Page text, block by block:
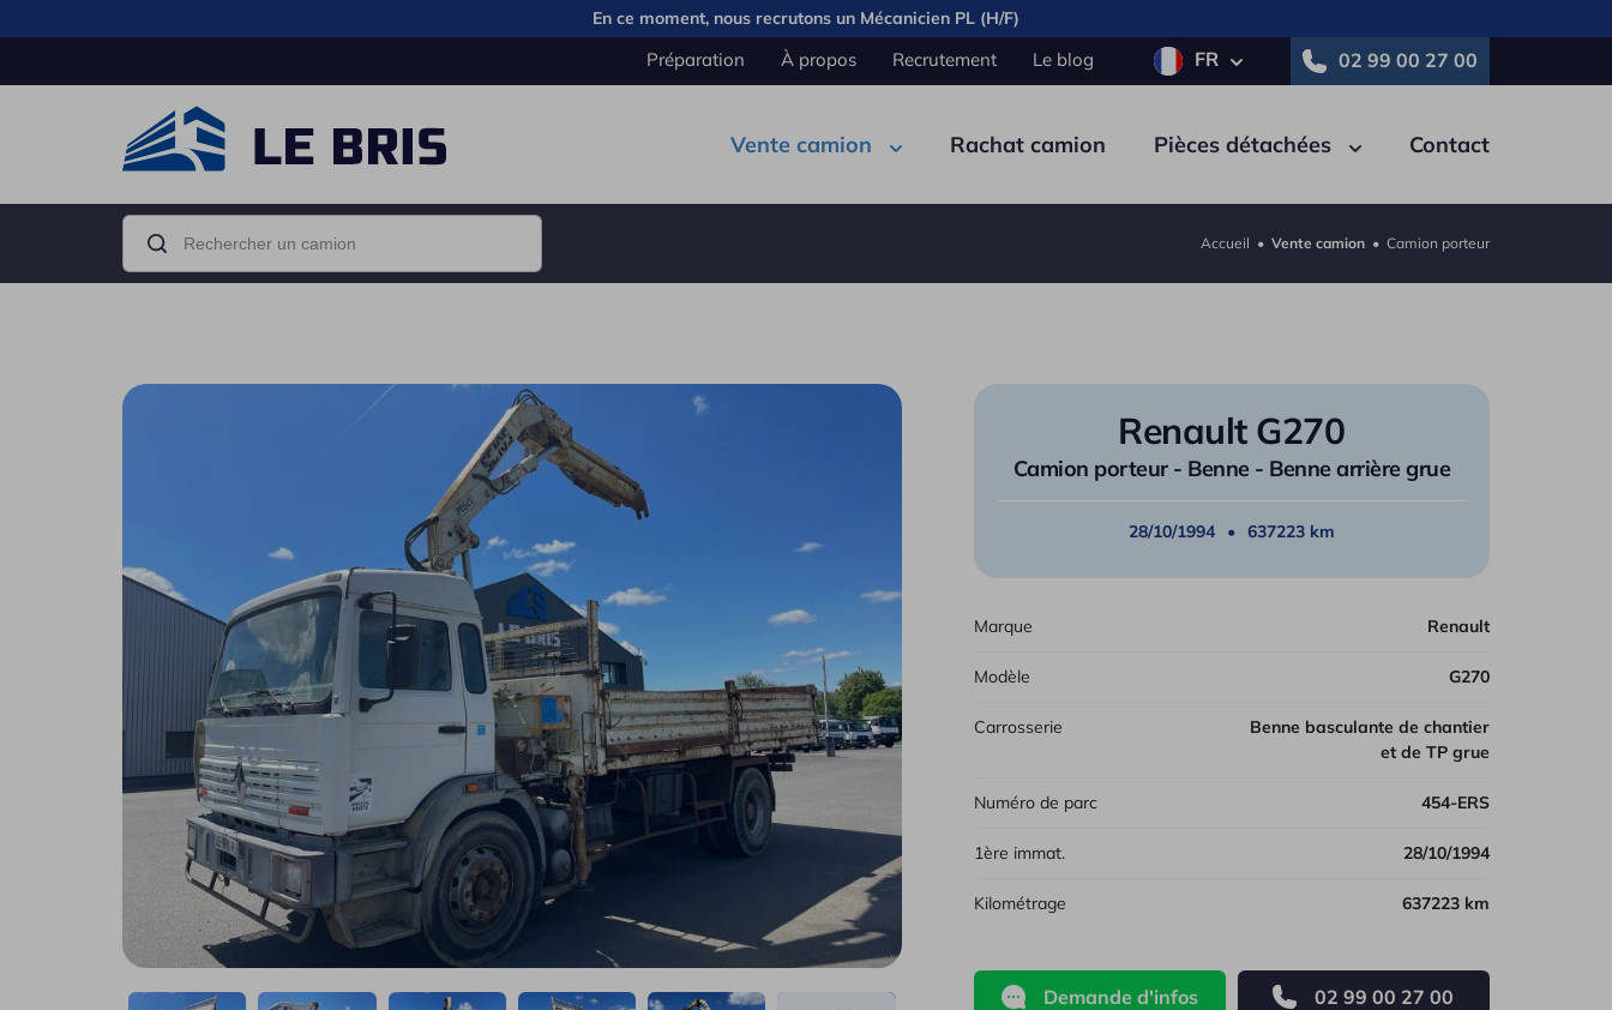
En ce moment, nous recrutons un Mécanicien PL (H/F)
Préparation À propos Recrutement Le blog FR 02 99 00 27 00
Vente camion
Tracteur routier
Remorque Utilitaire
Benne
Fourgon
Polybenne
Porte-engins
Tautliner / PLSC
Nacelle
Rachat camion Pièces détachées Contact
Accueil • Vente camion • Camion porteur
Renault G270
Camion porteur - Benne - Benne arrière grue
28/10/1994 637223 km
Marque Renault
Modèle G270
Carrosserie
Benne basculante de chantier
et de TP grue
Numéro de parc 454-ERS
1ère immat. 28/10/1994
Kilométrage 637223 km
Demande d'infos 02 99 00 27 00